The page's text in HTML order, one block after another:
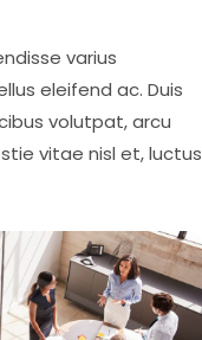
varius
eleifend ac. Duis
volutpat, arcu
vitae nisl et, luctus